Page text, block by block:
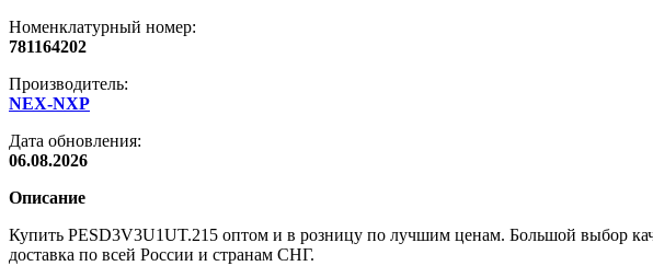
Номенклатурный номер:
781164202
Производитель:
NEX-NXP
Дата обновления:
06.08.2026
Описание
Купить PESD3V3U1UT.215 оптом и в розницу по лучшим ценам. Большой выбор
доставка по всей России и странам СНГ.